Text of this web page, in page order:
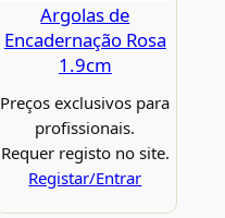
Argolas de
Encadernação Rosa
1.9cm
Preços exclusivos para
profissionais.
Requer registo no site.
Registar/Entrar